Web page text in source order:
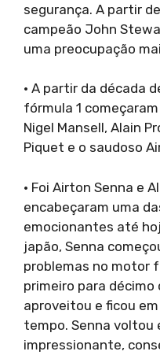
segurança. A partir
campeão John
uma preocupação
· A partir da década
fórmula 1
Nigel Mansell, Alain
Piquet e o saudoso
· Foi Airton Senna e
encabeçaram uma
emocionantes até
japão, Senna
problemas no motor
primeiro para décimo
aproveitou e ficou
tempo. Senna voltou
impressionante,